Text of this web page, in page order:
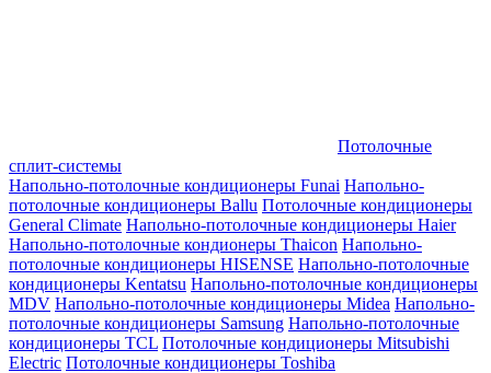
Потолочные
сплит-системы
Напольно-потолочные кондиционеры Funai Напольно-
потолочные кондиционеры Ballu Потолочные кондиционеры
General Climate Напольно-потолочные кондиционеры Haier
Напольно-потолочные кондионеры Thaicon Напольно-
потолочные кондиционеры HISENSE Напольно-потолочные
кондиционеры Kentatsu Напольно-потолочные кондиционеры
MDV Напольно-потолочные кондиционеры Midea Напольно-
потолочные кондиционеры Samsung Напольно-потолочные
кондиционеры TCL Потолочные кондиционеры Mitsubishi
Electric Потолочные кондиционеры Toshiba